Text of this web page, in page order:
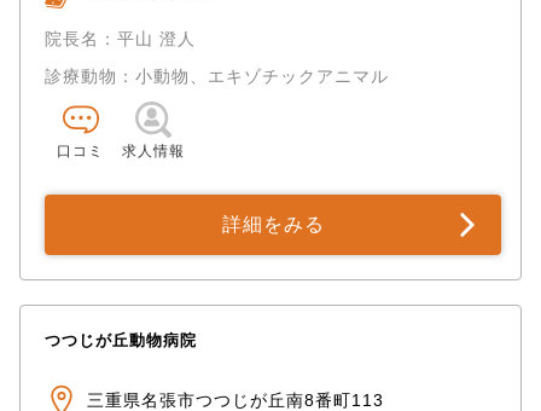
院長名：平山 澄人
診療動物：小動物、エキゾチックアニマル
口コミ 求人情報
詳細をみる
つつじが丘動物病院
三重県名張市つつじが丘南8番町113